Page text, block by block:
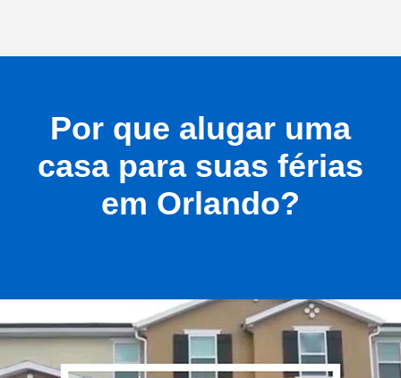
Por que alugar uma
casa para suas férias
em Orlando?